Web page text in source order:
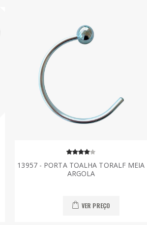
13957 - PORTA TOALHA TORALF MEIA
ARGOLA
VER PREÇO